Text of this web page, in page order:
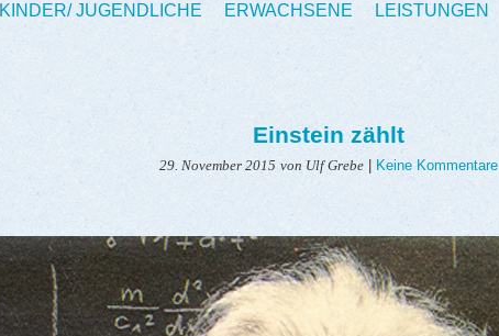
KINDER/ JUGENDLICHE ERWACHSENE LEISTUNGEN
Einstein zählt
29. November 2015 von Ulf Grebe Keine Kommentare